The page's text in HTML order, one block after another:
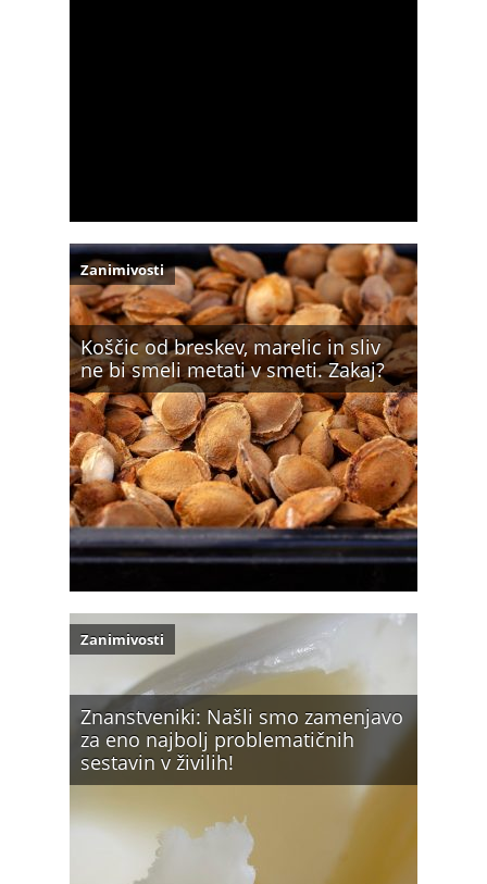
Koščic od breskev, marelic in sliv
ne bi smeli metati v smeti. Zakaj?
Zanimivosti
Znanstveniki: Našli smo zamenjavo
za eno najbolj problematičnih
sestavin v živilih!
Zanimivosti